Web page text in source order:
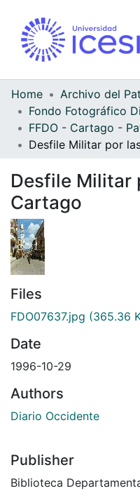
Home
Desfile Militar
Cartago
Files
FDO07637.jpg (365.36
Date
1996-10-29
Authors
Diario Occidente
Publisher
Biblioteca